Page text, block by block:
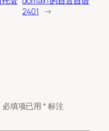
2401 →
必填项已用*标注